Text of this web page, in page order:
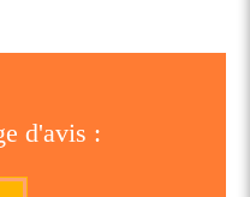
d'avis :